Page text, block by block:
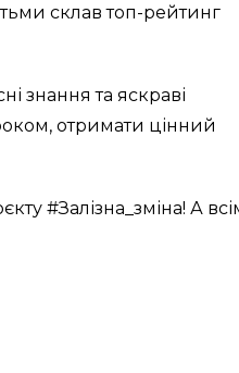
склав топ-рейтинг
знання та яскраві
отримати цінний
#Залізна_зміна! А